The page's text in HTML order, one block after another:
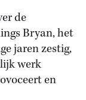
de
Bryan, het
jaren zestig,
werk
en